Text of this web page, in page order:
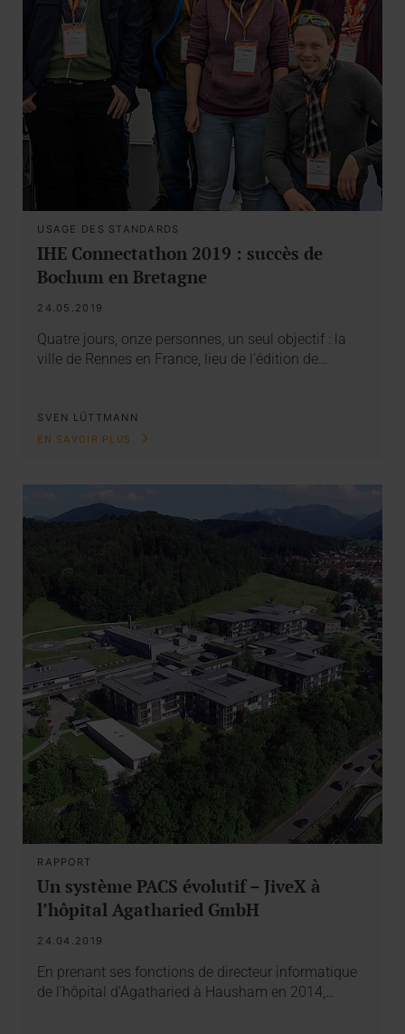
USAGE DES STANDARDS
IHE Connectathon 2019 : succès de
Bochum en Bretagne
24.05.2019
Quatre jours, onze personnes, un seul objectif : la
ville de Rennes en France, lieu de l’édition de…
SVEN LÜTTMANN
EN SAVOIR PLUS
RAPPORT
Un système PACS évolutif – JiveX à
l’hôpital Agatharied GmbH
24.04.2019
En prenant ses fonctions de directeur informatique
de l’hôpital d’Agatharied à Hausham en 2014,…